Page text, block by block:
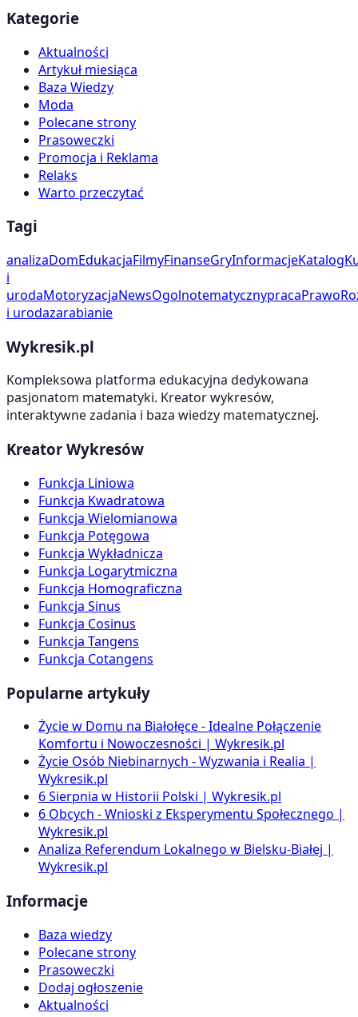
Kategorie
Aktualności
Artykuł miesiąca
Baza Wiedzy
Moda
Polecane strony
Prasoweczki
Promocja i Reklama
Relaks
Warto przeczytać
Tagi
analizaDomEdukacjaFilmyFinanseGryInformacjeKatalog
i
urodaMotoryzacjaNewsOgolnotematycznypracaPrawo
i urodazarabianie
Wykresik.pl
Kompleksowa platforma edukacyjna dedykowana
pasjonatom matematyki. Kreator wykresów,
interaktywne zadania i baza wiedzy matematycznej.
Kreator Wykresów
Funkcja Liniowa
Funkcja Kwadratowa
Funkcja Wielomianowa
Funkcja Potęgowa
Funkcja Wykładnicza
Funkcja Logarytmiczna
Funkcja Homograficzna
Funkcja Sinus
Funkcja Cosinus
Funkcja Tangens
Funkcja Cotangens
Popularne artykuły
Życie w Domu na Białołęce - Idealne Połączenie
Komfortu i Nowoczesności | Wykresik.pl
Życie Osób Niebinarnych - Wyzwania i Realia |
Wykresik.pl
6 Sierpnia w Historii Polski | Wykresik.pl
6 Obcych - Wnioski z Eksperymentu Społecznego |
Wykresik.pl
Analiza Referendum Lokalnego w Bielsku-Białej |
Wykresik.pl
Informacje
Baza wiedzy
Polecane strony
Prasoweczki
Dodaj ogłoszenie
Aktualności